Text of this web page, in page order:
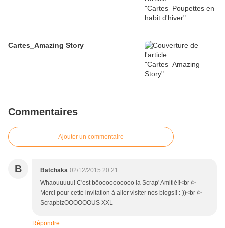
Cartes_Amazing Story
Commentaires
Ajouter un commentaire
B Batchaka 02/12/2015 20:21
Whaouuuuu! C'est bôoooooooooo la Scrap' Amitié!!<br />
Merci pour cette invitation à aller visiter nos blogs!! :-))<br />
ScrapbizOOOOOOUS XXL
Répondre